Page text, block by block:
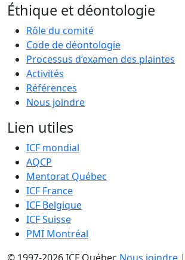
Éthique et déontologie
Rôle du comité
Code de déontologie
Processus d’examen des plaintes
Activités
Références
Nous joindre
Lien utiles
ICF mondial
AQCP
Mentorat Québec
ICF France
ICF Belgique
ICF Suisse
PMI Montréal